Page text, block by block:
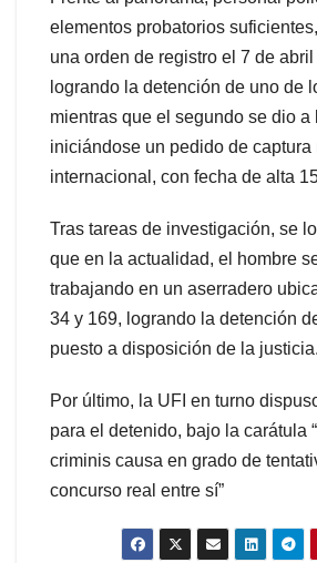
elementos probatorios
una orden de registro el 7 de
logrando la detención de uno de
mientras que el segundo se dio a
iniciándose un pedido de captura
internacional, con fecha de alta
Tras tareas de investigación, se
que en la actualidad, el hombre
trabajando en un aserradero
34 y 169, logrando la detención
puesto a disposición de la justicia.
Por último, la UFI en turno
para el detenido, bajo la carátula
criminis causa en grado de
concurso real entre sí”